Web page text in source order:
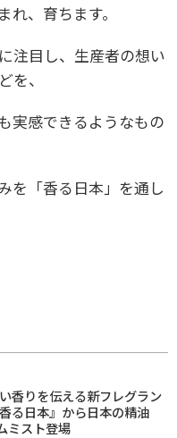
、育ちます。
注目し、生産者の想い
、
実感できるようなもの
を「香る日本」を通し
香りを伝える新フレグラン
る日本』から日本の精油
ミスト登場